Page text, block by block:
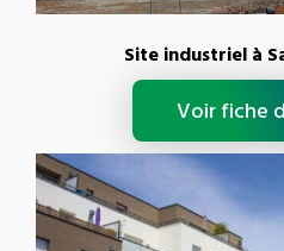
Site industriel à
Voir fiche